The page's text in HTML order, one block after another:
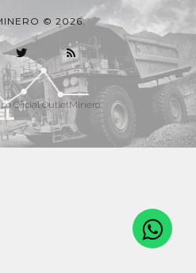
© 2026.
Oficial OutletMinero